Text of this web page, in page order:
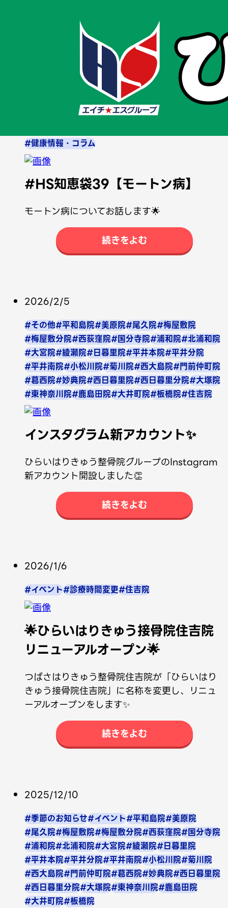
お知らせ
3…12次 >
#健康情報・コラム
#HS知恵袋39【モートン病】
モートン病についてお話します🌟
続きをよむ
2026/2/5
#その他#平和島院#美原院#尾久院#梅屋敷院
#梅屋敷分院#西荻窪院#国分寺院#浦和院#北浦和院
#大宮院#綾瀬院#日暮里院#平井本院#平井分院
#平井南院#小松川院#菊川院#西大島院#門前仲町院
#葛西院#妙典院#西日暮里院#西日暮里分院#大塚院
#東神奈川院#鹿島田院#大井町院#板橋院#住吉院
インスタグラム新アカウント✨
ひらいはりきゅう整骨院グループのInstagram
新アカウント開設しました👏
続きをよむ
2026/1/6
#イベント#診療時間変更#住吉院
🌟ひらいはりきゅう接骨院住吉院
リニューアルオープン🌟
つばさはりきゅう整骨院住吉院が「ひらいはり
きゅう接骨院住吉院」に名称を変更し、リニュ
ーアルオープンをします✨
続きをよむ
2025/12/10
#季節のお知らせ#イベント#平和島院#美原院
#尾久院#梅屋敷院#梅屋敷分院#西荻窪院#国分寺院
#浦和院#北浦和院#大宮院#綾瀬院#日暮里院
#平井本院#平井分院#平井南院#小松川院#菊川院
#西大島院#門前仲町院#葛西院#妙典院#西日暮里院
#西日暮里分院#大塚院#東神奈川院#鹿島田院
#大井町院#板橋院